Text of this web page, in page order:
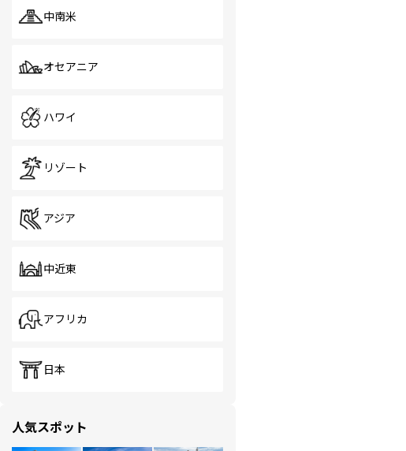
中南米
オセアニア
ハワイ
リゾート
アジア
中近東
アフリカ
日本
人気スポット